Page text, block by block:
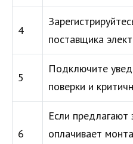
4
поставщика
5
Подключите
поверки и
6
Если предлагают
оплачивает